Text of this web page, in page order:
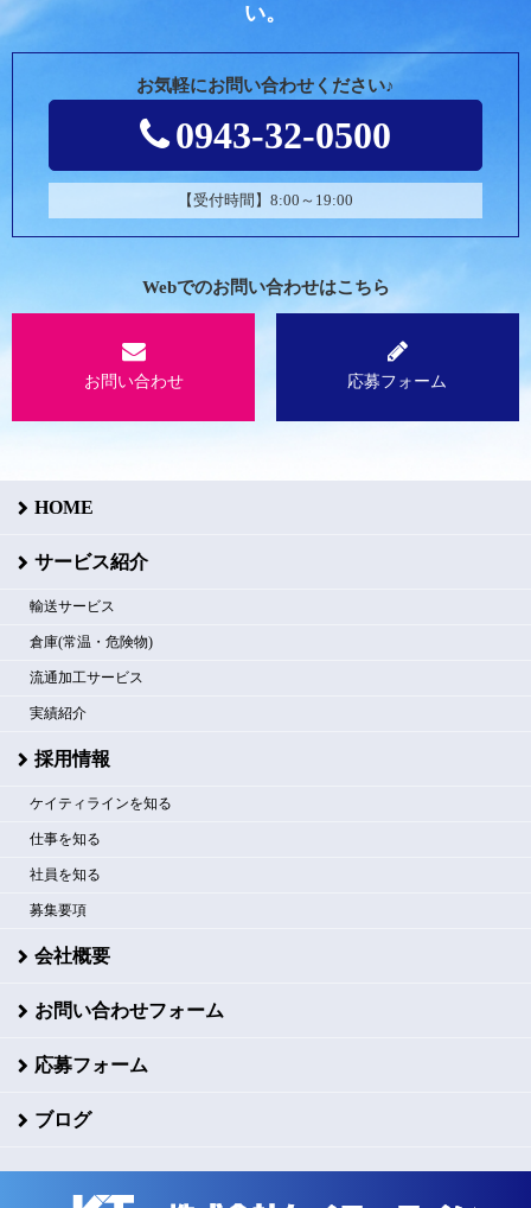
い。
お気軽にお問い合わせください♪
0943-32-0500
【受付時間】8:00～19:00
Webでのお問い合わせはこちら
お問い合わせ 応募フォーム
HOME
サービス紹介
輸送サービス
倉庫(常温・危険物)
流通加工サービス
実績紹介
採用情報
ケイティラインを知る
仕事を知る
社員を知る
募集要項
会社概要
お問い合わせフォーム
応募フォーム
ブログ